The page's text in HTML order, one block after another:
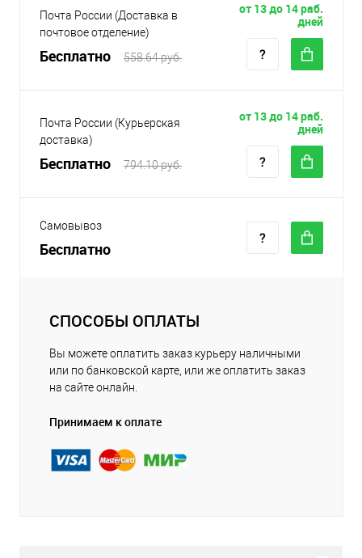
Почта России (Доставка в
почтовое отделение)
Бесплатно 558.64 руб.
от 13 до 14 раб.
дней
Почта России (Курьерская
доставка)
Бесплатно 794.10 руб.
от 13 до 14 раб.
дней
Самовывоз
Бесплатно
СПОСОБЫ ОПЛАТЫ
Вы можете оплатить заказ курьеру наличными
или по банковской карте, или же оплатить заказ
на сайте онлайн.
Принимаем к оплате